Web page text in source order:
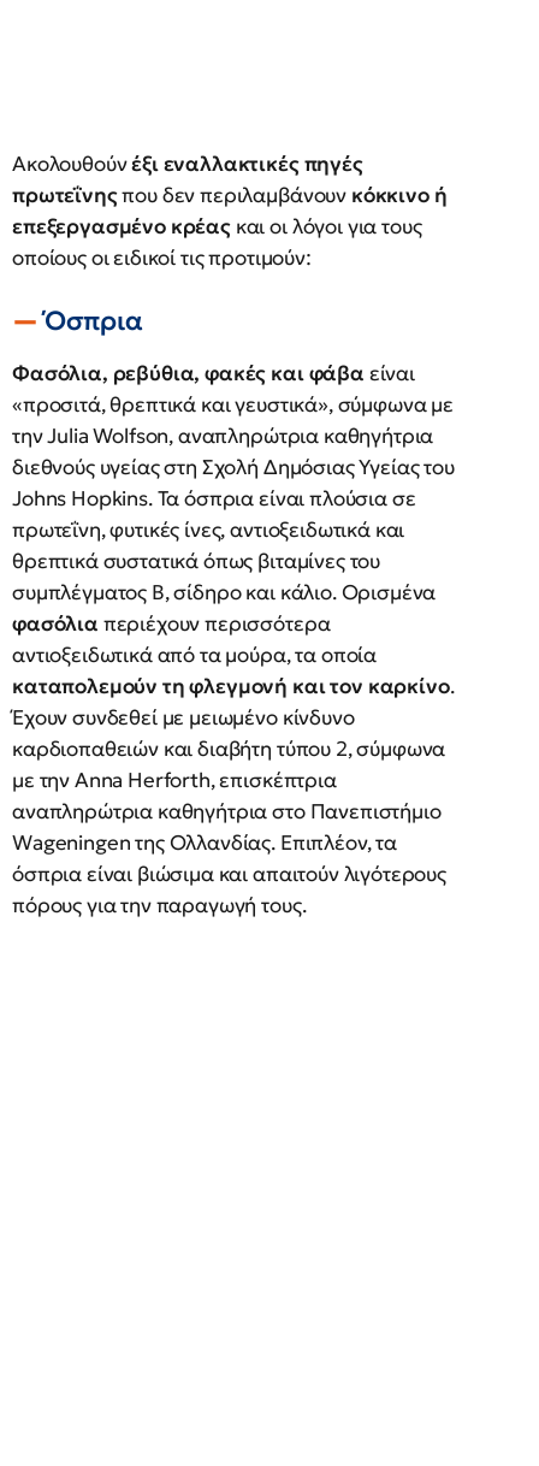
Ακολουθούνέξι εναλλακτικές πηγές
πρωτεΐνηςπου δεν περιλαμβάνουν κόκκινο ή
επεξεργασμένο κρέαςκαι οι λόγοι για τους
οποίους οι ειδικοί τις προτιμούν:
Όσπρια
Φασόλια, ρεβύθια, φακές και φάβα είναι
«προσιτά, θρεπτικά και γευστικά», σύμφωνα με
την Julia Wolfson, αναπληρώτρια καθηγήτρια
διεθνούς υγείας στη Σχολή Δημόσιας Υγείας του
Johns Hopkins. Τα όσπρια είναι πλούσια σε
πρωτεΐνη, φυτικές ίνες, αντιοξειδωτικά και
θρεπτικά συστατικά όπως βιταμίνες του
συμπλέγματος Β, σίδηρο και κάλιο. Ορισμένα
φασόλια περιέχουν περισσότερα
αντιοξειδωτικά από τα μούρα, τα οποία
καταπολεμούν τη φλεγμονή και τον καρκίνο.
Έχουν συνδεθεί με μειωμένο κίνδυνο
καρδιοπαθειών και διαβήτη τύπου 2, σύμφωνα
με την Anna Herforth, επισκέπτρια
αναπληρώτρια καθηγήτρια στο Πανεπιστήμιο
Wageningen της Ολλανδίας. Επιπλέον, τα
όσπρια είναι βιώσιμα και απαιτούν λιγότερους
πόρους για την παραγωγή τους.